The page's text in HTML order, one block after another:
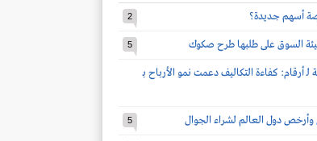
أسهم جديدة؟ 2
السوق على طلبها طرح صكوك 5
أرقام: كفاءة التكاليف دعمت نمو الأرباح بـ
5